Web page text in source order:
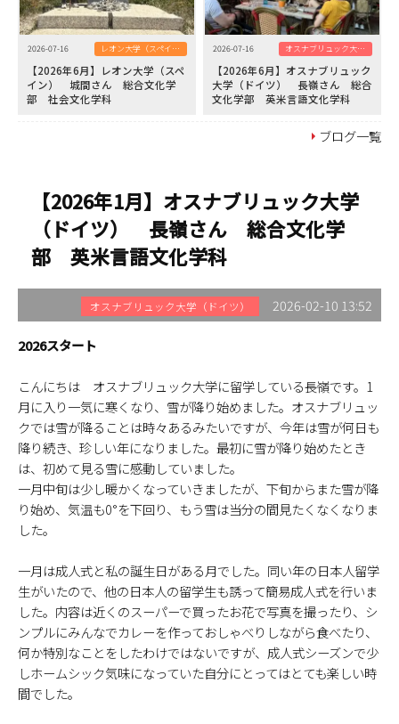
2026-07-16 レオン大学（スペイン）
【2026年6月】レオン大学（スペ
イン） 城間さん 総合文化学
部 社会文化学科
2026-07-16 オスナブリュック大学（ドイツ）
【2026年6月】オスナブリュック
大学（ドイツ） 長嶺さん 総合
文化学部 英米言語文化学科
ブログ一覧
【2026年1月】オスナブリュック大学
（ドイツ） 長嶺さん 総合文化学
部 英米言語文化学科
オスナブリュック大学（ドイツ） 2026-02-10 13:52
2026スタート
こんにちは オスナブリュック大学に留学している長嶺です。1
月に入り一気に寒くなり、雪が降り始めました。オスナブリュッ
クでは雪が降ることは時々あるみたいですが、今年は雪が何日も
降り続き、珍しい年になりました。最初に雪が降り始めたとき
は、初めて見る雪に感動していました。
一月中旬は少し暖かくなっていきましたが、下旬からまた雪が降
り始め、気温も0°を下回り、もう雪は当分の間見たくなくなりま
した。
一月は成人式と私の誕生日がある月でした。同い年の日本人留学
生がいたので、他の日本人の留学生も誘って簡易成人式を行いま
した。内容は近くのスーパーで買ったお花で写真を撮ったり、シ
ンプルにみんなでカレーを作っておしゃべりしながら食べたり、
何か特別なことをしたわけではないですが、成人式シーズンで少
しホームシック気味になっていた自分にとってはとても楽しい時
間でした。